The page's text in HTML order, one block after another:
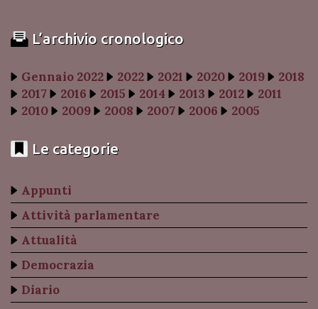
L’archivio cronologico
Gennaio 2022 2022 2021 2020 2019
2018
2017
2016 2015 2014 2013 2012
2011
2010
2009 2008 2007 2006 2005
Le categorie
Appunti
Attività parlamentare
Attualità
Democrazia
Diario